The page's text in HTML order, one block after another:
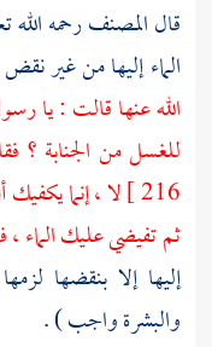
قالالمصنفرحمه الله
الماء إليها من غير
الله عنها قالت : يا
للغسل من الجنابة ؟
216 ] لا ، إنما
ثم تفيضي عليك الماء
إليها إلا بنقضها
والبشرة واجب ) .